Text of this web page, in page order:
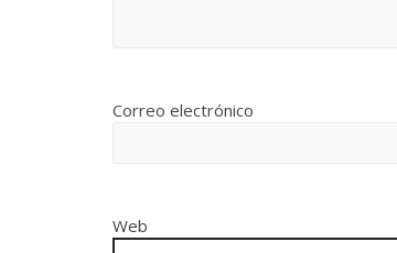
Correo electrónico
Web